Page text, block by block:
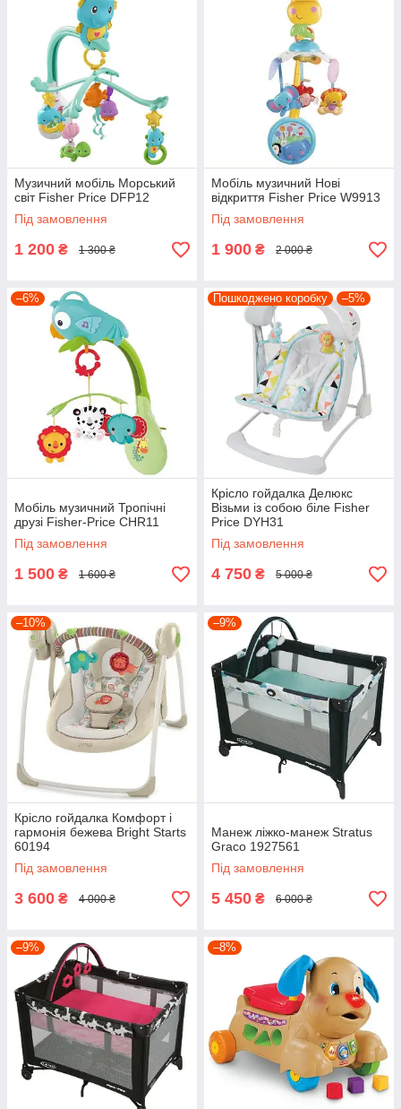
Музичний мобіль Морський
світ Fisher Price DFP12
Під замовлення
1 200 ₴ 1 300 ₴
Мобіль музичний Нові
відкриття Fisher Price W9913
Під замовлення
1 900 ₴ 2 000 ₴
–6%
Мобіль музичний Тропічні
друзі Fisher-Price CHR11
Під замовлення
1 500 ₴ 1 600 ₴
Пошкоджено коробку –5%
Крісло гойдалка Делюкс
Візьми із собою біле Fisher
Price DYH31
Під замовлення
4 750 ₴ 5 000 ₴
–10%
Крісло гойдалка Комфорт і
гармонія бежева Bright Starts
60194
Під замовлення
3 600 ₴ 4 000 ₴
–9%
Манеж ліжко-манеж Stratus
Graco 1927561
Під замовлення
5 450 ₴ 6 000 ₴
–9% –8%